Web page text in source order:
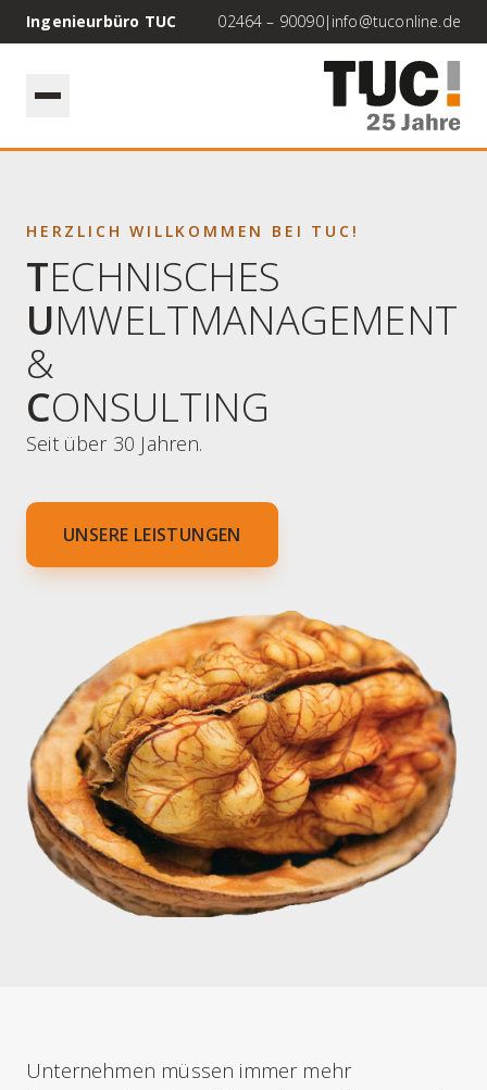
Ingenieurbüro TUC 02464 – 90090| info@tuconline.de
HERZLICH WILLKOMMEN BEI TUC!
TECHNISCHES
UMWELTMANAGEMENT
&
CONSULTING
Seit über 30 Jahren.
UNSERE LEISTUNGEN
Unternehmen müssen immer mehr